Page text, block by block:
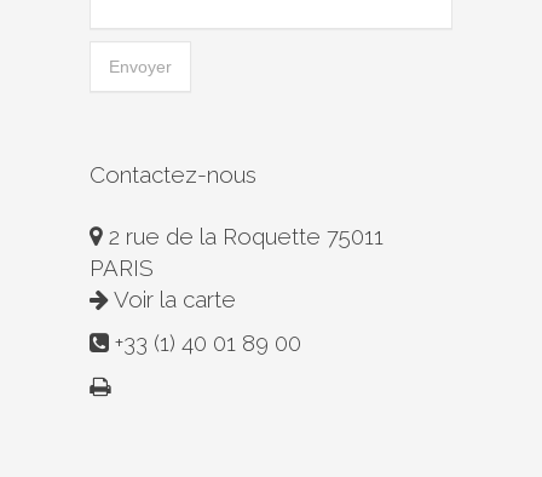
Contactez-nous
2 rue de la Roquette 75011
PARIS
Voir la carte
+33 (1) 40 01 89 00